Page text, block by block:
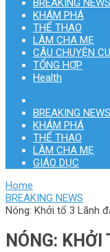
KHÁM PHÁ
THỂ THAO
LÀM CHA MẸ
CÂU CHUYỆN
TỔNG HỢP
Health
BREAKING NEWS
KHÁM PHÁ
THỂ THAO
LÀM CHA MẸ
GIÁO DỤC
Home
BREAKING NEWS
Nóng: Khởi tố 3 Lãnh
NÓNG: